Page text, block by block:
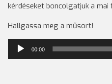
kérdéseket boncolgatjuk a mai
Hallgassa meg a műsort!
Audió
00:00